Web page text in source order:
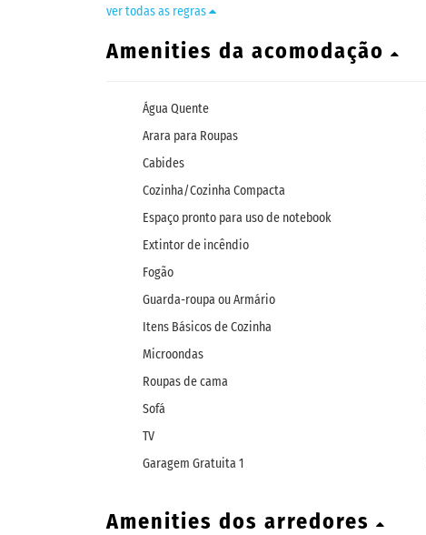
ver todas as regras
Amenities da acomodação
Água Quente
Arara para Roupas
Cabides
Cozinha/Cozinha Compacta
Espaço pronto para uso de notebook
Extintor de incêndio
Fogão
Guarda-roupa ou Armário
Itens Básicos de Cozinha
Microondas
Roupas de cama
Sofá
TV
Garagem Gratuita 1
Amenities dos arredores